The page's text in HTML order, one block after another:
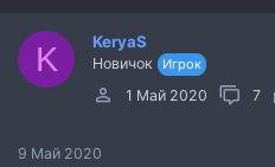
K KeryaS
Новичок Игрок
1 Май 2020 7
9 Май 2020